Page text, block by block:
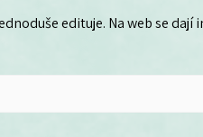
edituje. Na web se